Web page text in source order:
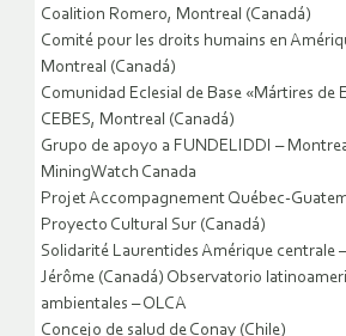
Coalition Romero, Montreal (Canadá)
Comité pour les droits humains en
Montreal (Canadá)
Comunidad Eclesial de Base «Mártires de
CEBES, Montreal (Canadá)
Grupo de apoyo a FUNDELIDDI –
MiningWatch Canada
Projet Accompagnement Québec-
Proyecto Cultural Sur (Canadá)
Solidarité Laurentides Amérique centrale
Jérôme (Canadá) Observatorio
ambientales – OLCA
Concejo de salud de Conay (Chile)